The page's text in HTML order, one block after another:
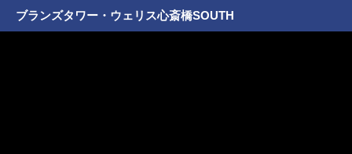
ブランズタワー・ウェリス心斎橋SOUTH